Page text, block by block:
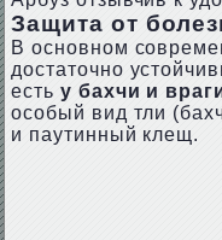
Защита от
В основном
достаточно
есть у бахчи и
особый вид тли
и паутинный клещ.